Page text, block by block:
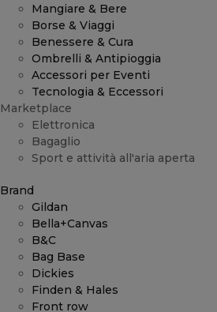
Mangiare & Bere
Borse & Viaggi
Benessere & Cura
Ombrelli & Antipioggia
Accessori per Eventi
Tecnologia & Eccessori
Marketplace
Elettronica
Bagaglio
Sport e attività all'aria aperta
Brand
Gildan
Bella+Canvas
B&C
Bag Base
Dickies
Finden & Hales
Front row